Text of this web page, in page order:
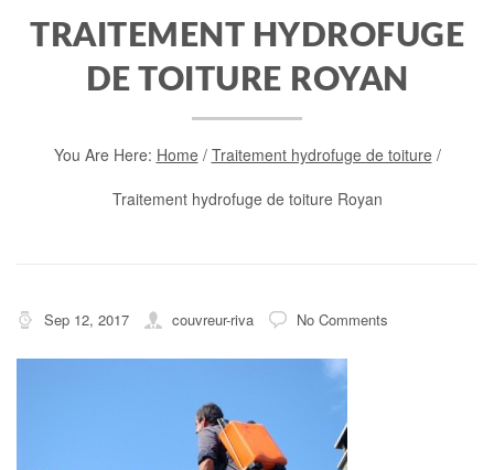
TRAITEMENT HYDROFUGE
DE TOITURE ROYAN
You Are Here: Home/ Traitement hydrofuge de toiture/
Traitement hydrofuge de toiture Royan
Sep 12, 2017 couvreur-riva No Comments